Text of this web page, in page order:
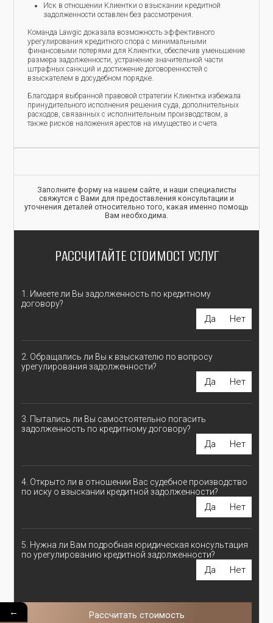
Иск в отношении Клиентки о взыскании кредитной
задолженности оставлен без рассмотрения.
Команда Lawgic доказала возможность эффективного
урегулирования кредитного спора с минимальными
финансовыми потерями для Клиентки, обеспечив уменьшение
размера задолженности, устранение значительной части
штрафных санкций и достижение договоренностей с
взыскателем в досудебном порядке.
Благодаря выбранной правовой стратегии Клиентка избежала
принудительного исполнения решения суда, дополнительных
расходов, связанных с исполнительным производством, а
также рисков наложения арестов на имущество и счета.
Заполните форму на нашем сайте, и наши специалисты
свяжутся с Вами для предоставления консультации и
уточнения деталей относительно того, какая именно помощь
Вам необходима.
РАССЧИТАЙТЕ СТОИМОСТ УСЛУГ
1. Имеете ли Вы задолженность по кредитному
договору?
Да Нет
2. Обращались ли Вы к взыскателю по вопросу
урегулирования задолженности?
Да Нет
3. Пытались ли Вы самостоятельно погасить
задолженность по кредитному договору?
Да Нет
4. Открыто ли в отношении Вас судебное производство
по иску о взыскании кредитной задолженности?
Да Нет
5. Нужна ли Вам подробная юридическая консультация
по урегулированию кредитной задолженности?
Да Нет
Рассчитать стоимость
←